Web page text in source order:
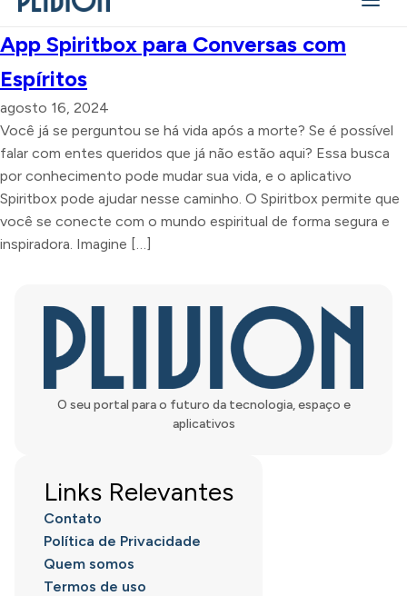
App Spiritbox para Conversas com
Espíritos
agosto 16, 2024
Você já se perguntou se há vida após a morte? Se é possível
falar com entes queridos que já não estão aqui? Essa busca
por conhecimento pode mudar sua vida, e o aplicativo
Spiritbox pode ajudar nesse caminho. O Spiritbox permite que
você se conecte com o mundo espiritual de forma segura e
inspiradora. Imagine […]
O seu portal para o futuro da tecnologia, espaço e
aplicativos
Links Relevantes
Contato
Política de Privacidade
Quem somos
Termos de uso